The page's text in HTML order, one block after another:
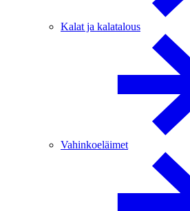
Kalat ja kalatalous
Vahinkoeläimet